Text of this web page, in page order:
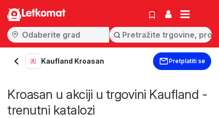
Letkomat
Kaufland Kroasan Pretplatiti se
Kroasan u akciji u trgovini Kaufland -
trenutni katalozi